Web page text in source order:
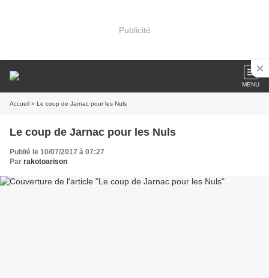
Publicité
MENU
Accueil » Le coup de Jarnac pour les Nuls
Le coup de Jarnac pour les Nuls
Publié le 10/07/2017 à 07:27
Par rakotoarison